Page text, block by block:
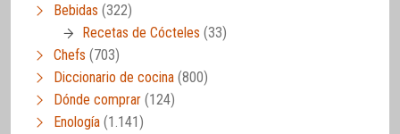
Bebidas (322)
Recetas de Cócteles (33)
Chefs (703)
Diccionario de cocina (800)
Dónde comprar (124)
Enología (1.141)